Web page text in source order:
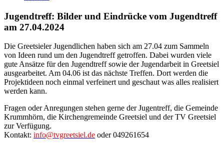
Jugendtreff: Bilder und Eindrücke vom Jugendtreff
am 27.04.2024
Die Greetsieler Jugendlichen haben sich am 27.04 zum Sammeln
von Ideen rund um den Jugendtreff getroffen. Dabei wurden viele
gute Ansätze für den Jugendtreff sowie der Jugendarbeit in Greetsiel
ausgearbeitet. Am 04.06 ist das nächste Treffen. Dort werden die
Projektideen noch einmal verfeinert und geschaut was alles realisiert
werden kann.
Fragen oder Anregungen stehen gerne der Jugentreff, die Gemeinde
Krummhörn, die Kirchengremeinde Greetsiel und der TV Greetsiel
zur Verfügung.
Kontakt: info@tvgreetsiel.de oder 049261654